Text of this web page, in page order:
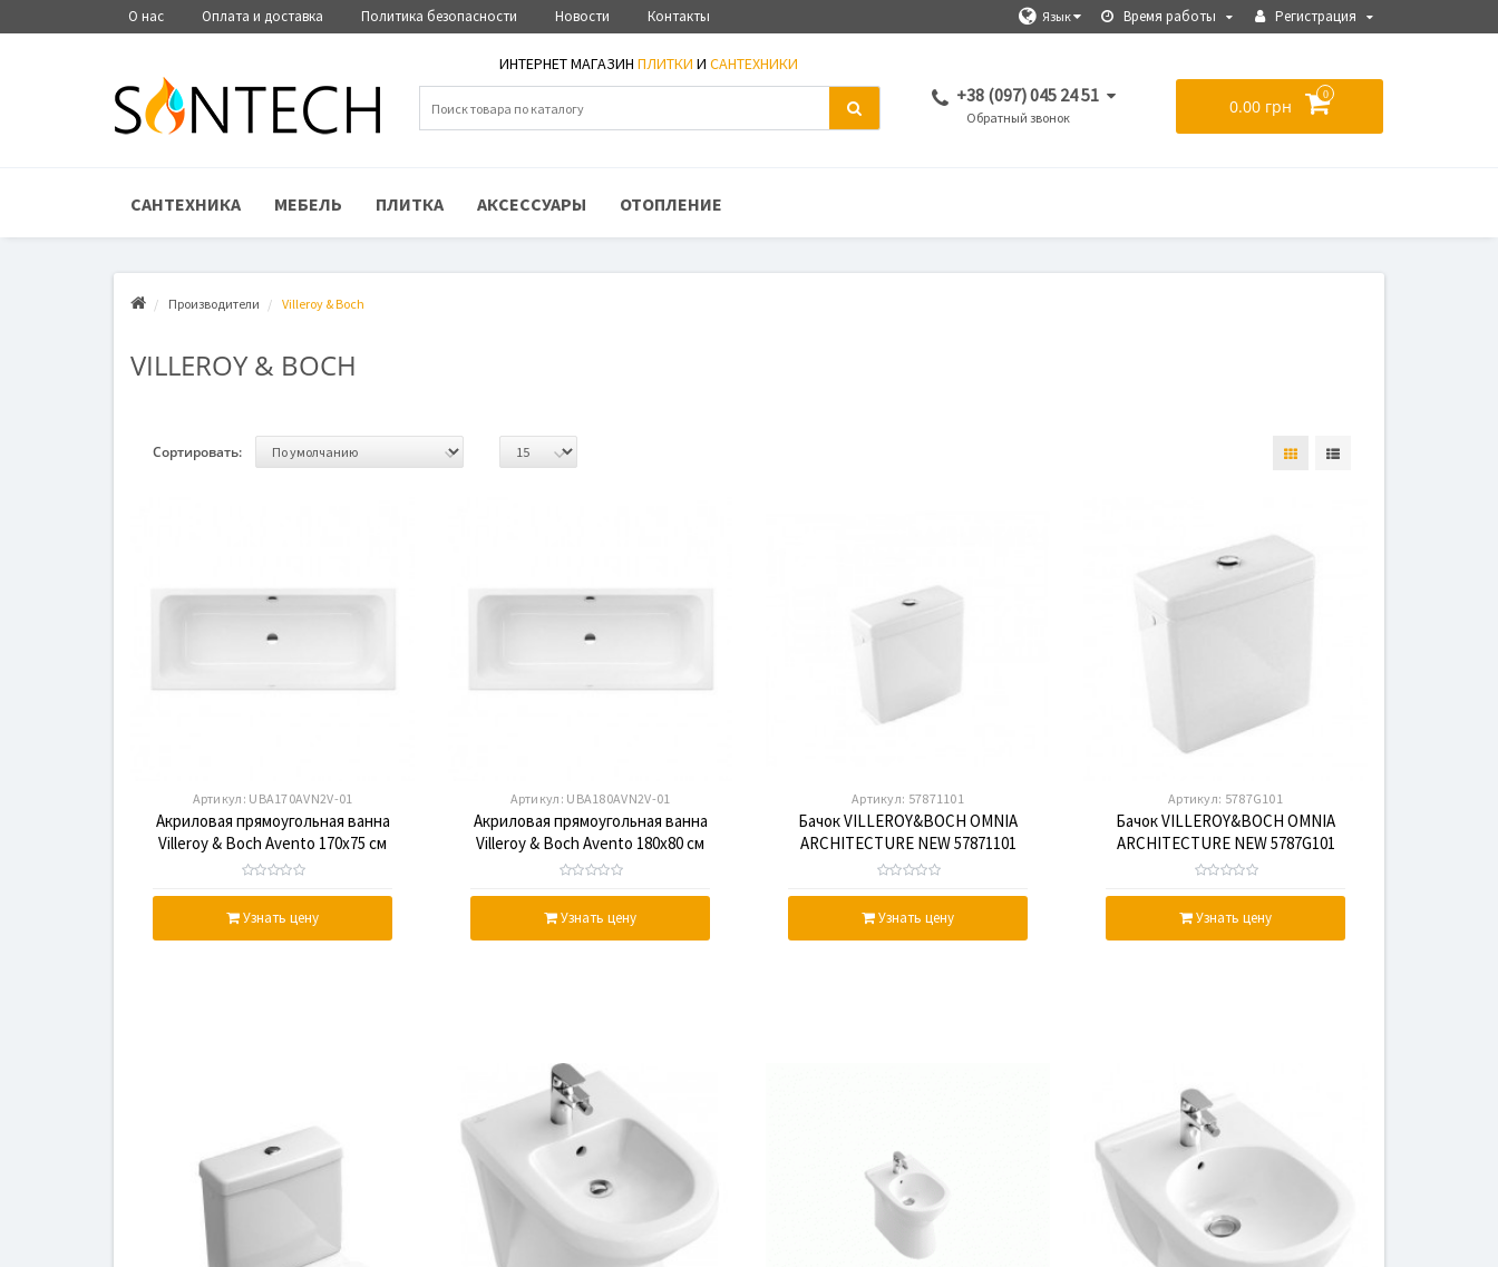
О нас Оплата и доставка Политика безопасности Новости Контакты Язык Время работы Регистрация
ИНТЕРНЕТ МАГАЗИН ПЛИТКИ И САНТЕХНИКИ
+38 (097) 045 24 51
Обратный звонок 0.00 грн
0
САНТЕХНИКА МЕБЕЛЬ ПЛИТКА АКСЕССУАРЫ ОТОПЛЕНИЕ
Производители Villeroy & Boch
VILLEROY & BOCH
Сортировать:
Артикул: UBA170AVN2V-01
Акриловая прямоугольная ванна
Villeroy & Boch Avento 170х75 см
UBA170AVN2V-01
Узнать цену
Артикул: UBA180AVN2V-01
Акриловая прямоугольная ванна
Villeroy & Boch Avento 180х80 см
UBA180AVN2V-01
Узнать цену
Артикул: 57871101
Бачок VILLEROY&BOCH OMNIA
ARCHITECTURE NEW 57871101
Узнать цену
Артикул: 5787G101
Бачок VILLEROY&BOCH OMNIA
ARCHITECTURE NEW 5787G101
Узнать цену